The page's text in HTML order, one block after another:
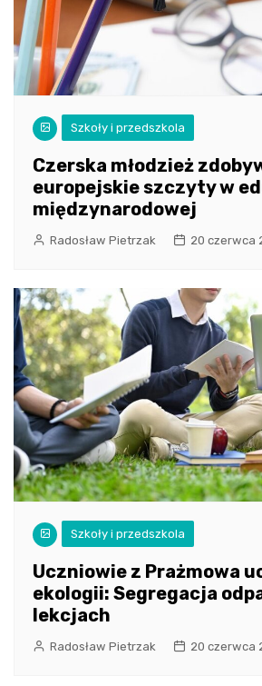
Szkoły i przedszkola
Czerska młodzież
europejskie szczyty w
międzynarodowej
Radosław Pietrzak 20 czerwca
Szkoły i przedszkola
Uczniowie z Prażmowa
ekologii: Segregacja
lekcjach
Radosław Pietrzak 20 czerwca